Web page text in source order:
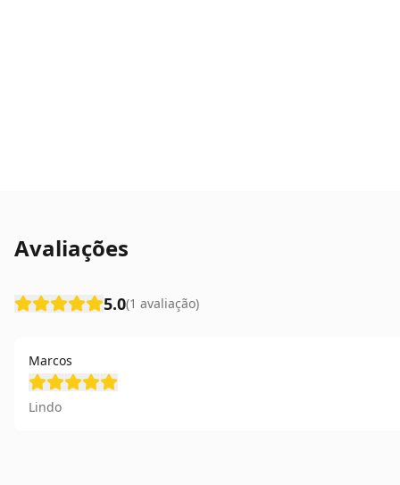
Avaliações
5.0(1 avaliação)
Marcos
Lindo